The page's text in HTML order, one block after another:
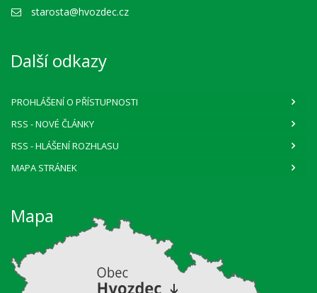
starosta@hvozdec.cz
Další odkazy
PROHLÁŠENÍ O PŘÍSTUPNOSTI
RSS - NOVÉ ČLÁNKY
RSS - HLÁŠENÍ ROZHLASU
MAPA STRÁNEK
Mapa